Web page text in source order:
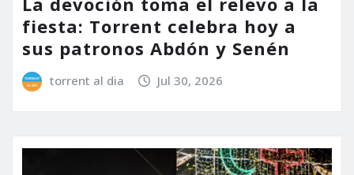
fiesta: Torrent celebra hoy a
sus patronos Abdón y Senén
torrent al dia Jul 30, 2026